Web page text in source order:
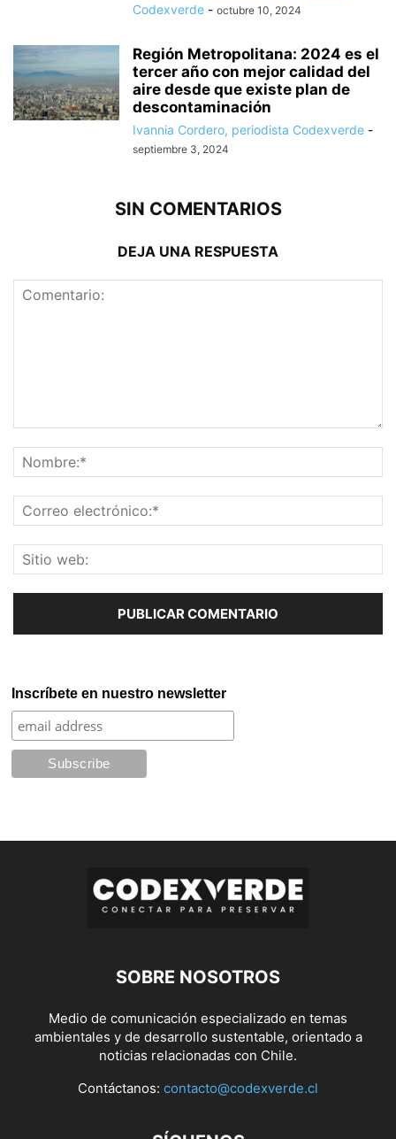
Codexverde - octubre 10, 2024
Región Metropolitana: 2024 es el
tercer año con mejor calidad del
aire desde que existe plan de
descontaminación
Ivannia Cordero, periodista Codexverde -
septiembre 3, 2024
SIN COMENTARIOS
DEJA UNA RESPUESTA
Inscríbete en nuestro newsletter
SOBRE NOSOTROS
Medio de comunicación especializado en temas
ambientales y de desarrollo sustentable, orientado a
noticias relacionadas con Chile.
Contáctanos: contacto@codexverde.cl